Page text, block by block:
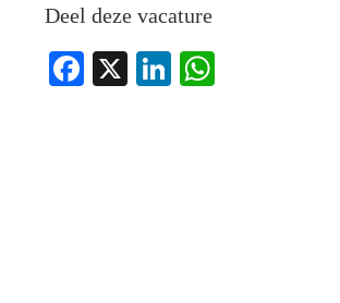
Deel deze vacature
Facebook
X LinkedIn